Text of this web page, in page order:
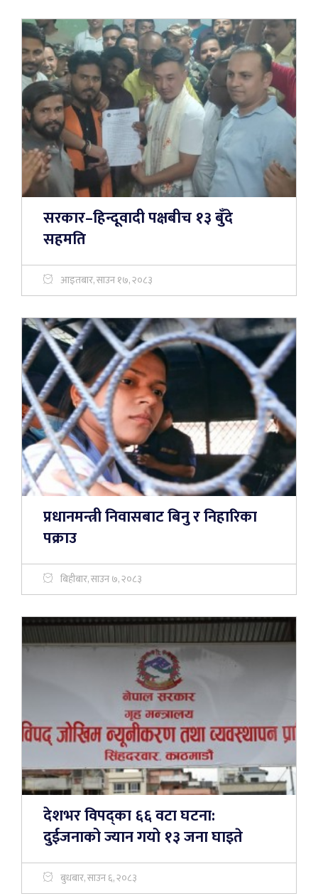
सरकार–हिन्दूवादी पक्षबीच १३ बुँदे
सहमति
आइतबार, साउन १७, २०८३
प्रधानमन्त्री निवासबाट बिनु र निहारिका
पक्राउ
बिहीबार, साउन ७, २०८३
देशभर विपद्का ६६ वटा घटना:
दुईजनाको ज्यान गयो १३ जना घाइते
बुधबार, साउन ६, २०८३